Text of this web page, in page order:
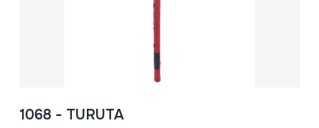
1068 - TURUTA